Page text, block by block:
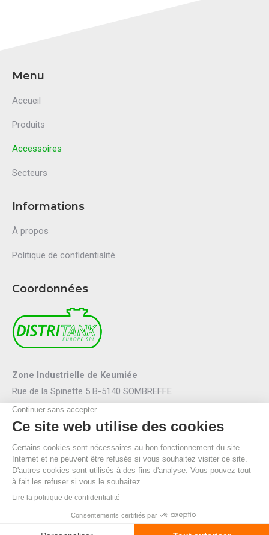
Menu
Accueil
Produits
Accessoires
Secteurs
Informations
À propos
Politique de confidentialité
Coordonnées
Zone Industrielle de Keumiée
Rue de la Spinette 5 B-5140 SOMBREFFE
Mail :info@distritank.be
Tel.: 071/88 81 46
Fax : 071/88 94 53
R.P.M. Namur
TVA BE 0474.635.054